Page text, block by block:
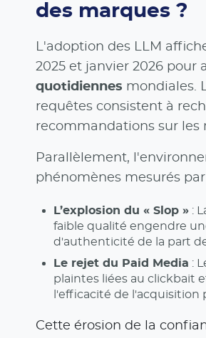
des marques ?
L'adoption des LLM
2025 et janvier 2026 pour
quotidiennes mondiales.
requêtes consistent à
recommandations sur les
Parallèlement,
phénomènes mesurés
L’explosion du « Slop » :
faible qualité engendre
d'authenticité de la part
Le rejet du Paid Media :
plaintes liées au clickbait
l'efficacité de l'acquisition
Cette érosion de la